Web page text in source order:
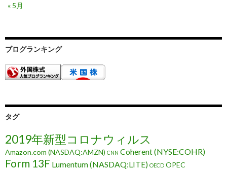
« 5月
ブログランキング
タグ
2019年新型コロナウィルス
Amazon.com (NASDAQ:AMZN) CNN Coherent (NYSE:COHR)
Form 13F Lumentum (NASDAQ:LITE) OECD OPEC